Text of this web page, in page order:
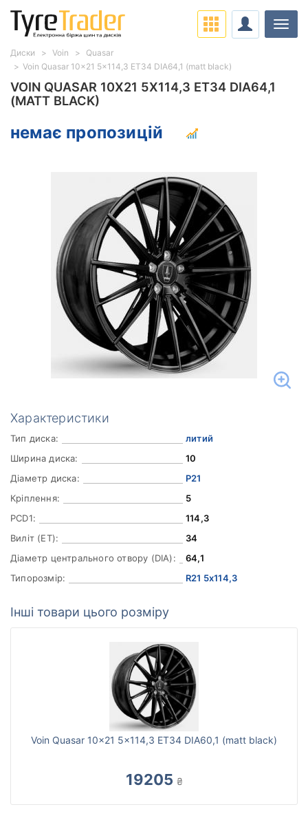
VOIN QUASAR 10X21 5X114,3 ET34 DIA64,1
(MATT BLACK)
немає пропозицій
Характеристики
Тип диска:
литий
Ширина диска:
10
Діаметр диска:
Р21
Кріплення:
5
PCD1:
114,3
Виліт (ET):
34
Діаметр центрального отвору (DIA):
64,1
Типорозмір:
R21 5x114,3
Інші товари цього розміру
Voin Quasar 10x21 5x114,3 ET34 DIA60,1 (matt black)
19205 ₴
Диски Voin
Quasar
Voin Quasar 10x21 5x114,3 ET34 DIA64,1 (matt black)